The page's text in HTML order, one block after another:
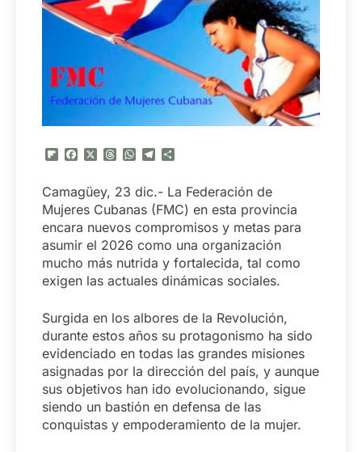
Flipboard
FacebookThreadsWhatsApp
Telegram
Camagüey, 23 dic.- La Federación de
Mujeres Cubanas (FMC) en esta provincia
encara nuevos compromisos y metas para
asumir el 2026 como una organización
mucho más nutrida y fortalecida, tal como
exigen las actuales dinámicas sociales.
Surgida en los albores de la Revolución,
durante estos años su protagonismo ha sido
evidenciado en todas las grandes misiones
asignadas por la dirección del país, y aunque
sus objetivos han ido evolucionando, sigue
siendo un bastión en defensa de las
conquistas y empoderamiento de la mujer.